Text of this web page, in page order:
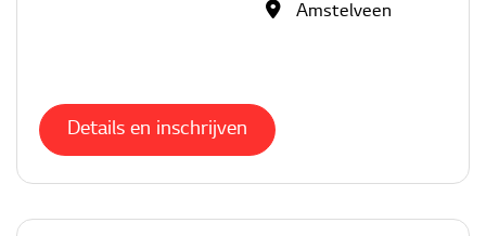
Amstelveen
Details en inschrijven